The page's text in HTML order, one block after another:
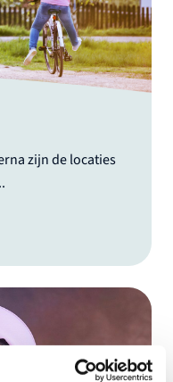
zijn de locaties